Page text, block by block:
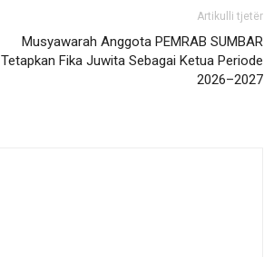
Artikulli tjetër
Musyawarah Anggota PEMRAB SUMBAR
Tetapkan Fika Juwita Sebagai Ketua Periode
2026–2027